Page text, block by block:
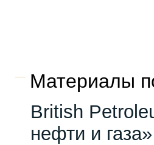
Материалы
British
нефти и